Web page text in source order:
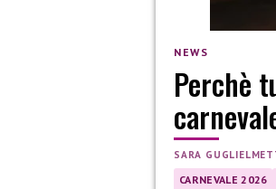
NEWS
Perchè
SARA
CARNEVALE 2026